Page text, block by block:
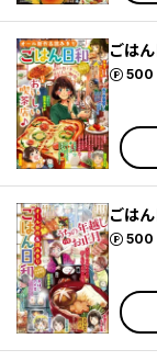
ごは
500
ポイント
ごは
500
ポイント